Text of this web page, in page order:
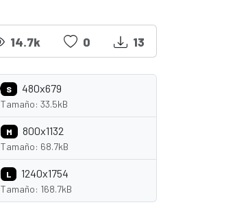
14.7k 0 13
S 480x679
Tamaño: 33.5kB
M 800x1132
Tamaño: 68.7kB
L 1240x1754
Tamaño: 168.7kB